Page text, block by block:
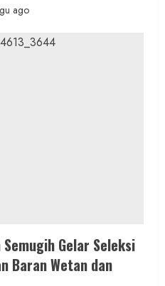
ago
Gelar Seleksi
Baran Wetan dan